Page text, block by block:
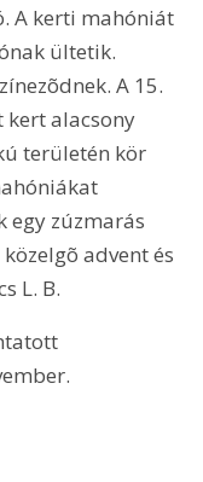
A kerti mahóniát
ültetik.
A 15.
kert alacsony
területén kör
egy zúzmarás
advent és
L. B.